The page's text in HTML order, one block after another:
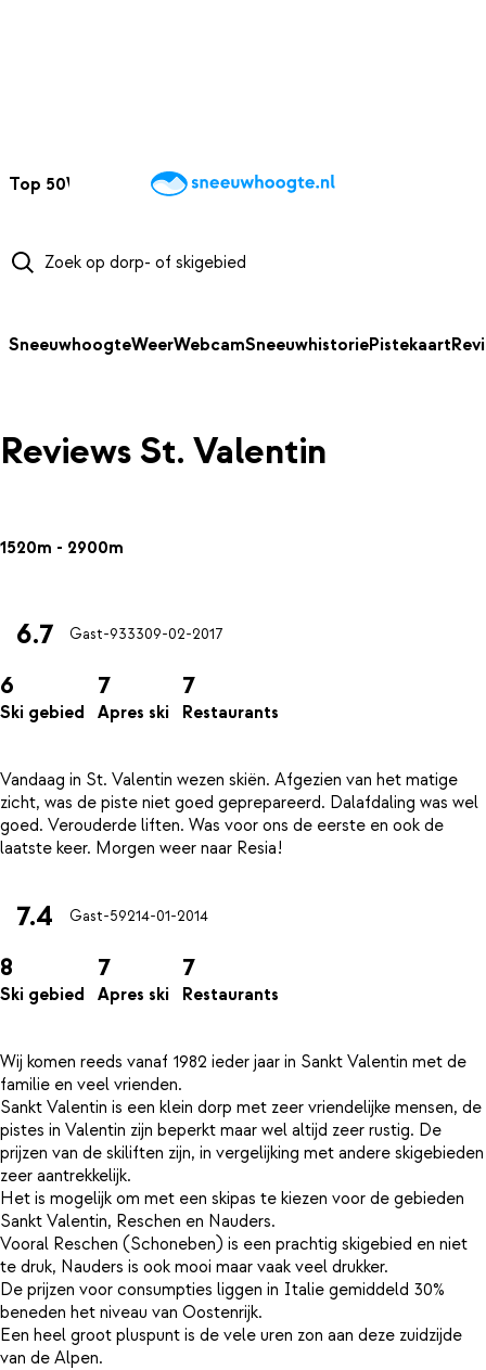
Top 50Webcams WintersportweerKaarten
SneeuwhoogteWeerWebcamSneeuwhistoriePistekaart
Reviews St. Valentin
1520m - 2900m
6.7 Gast-933309-02-2017
6
Ski gebied
7
Apres ski
7
Restaurants
Vandaag in St. Valentin wezen skiën. Afgezien van het matige
zicht, was de piste niet goed geprepareerd. Dalafdaling was wel
goed. Verouderde liften. Was voor ons de eerste en ook de
7.4 Gast-59214-01-2014
8
Ski gebied
7
Apres ski
7
Restaurants
Wij komen reeds vanaf 1982 ieder jaar in Sankt Valentin met de
familie en veel vrienden.
Sankt Valentin is een klein dorp met zeer vriendelijke mensen, de
pistes in Valentin zijn beperkt maar wel altijd zeer rustig. De
prijzen van de skiliften zijn, in vergelijking met andere skigebieden
zeer aantrekkelijk.
Het is mogelijk om met een skipas te kiezen voor de gebieden
Sankt Valentin, Reschen en Nauders.
Vooral Reschen (Schoneben) is een prachtig skigebied en niet
te druk, Nauders is ook mooi maar vaak veel drukker.
De prijzen voor consumpties liggen in Italie gemiddeld 30%
beneden het niveau van Oostenrijk.
Een heel groot pluspunt is de vele uren zon aan deze zuidzijde
van de Alpen.